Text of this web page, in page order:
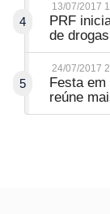
4
13/07/2017
PRF
de
5
24/07/2017
Festa em
reúne